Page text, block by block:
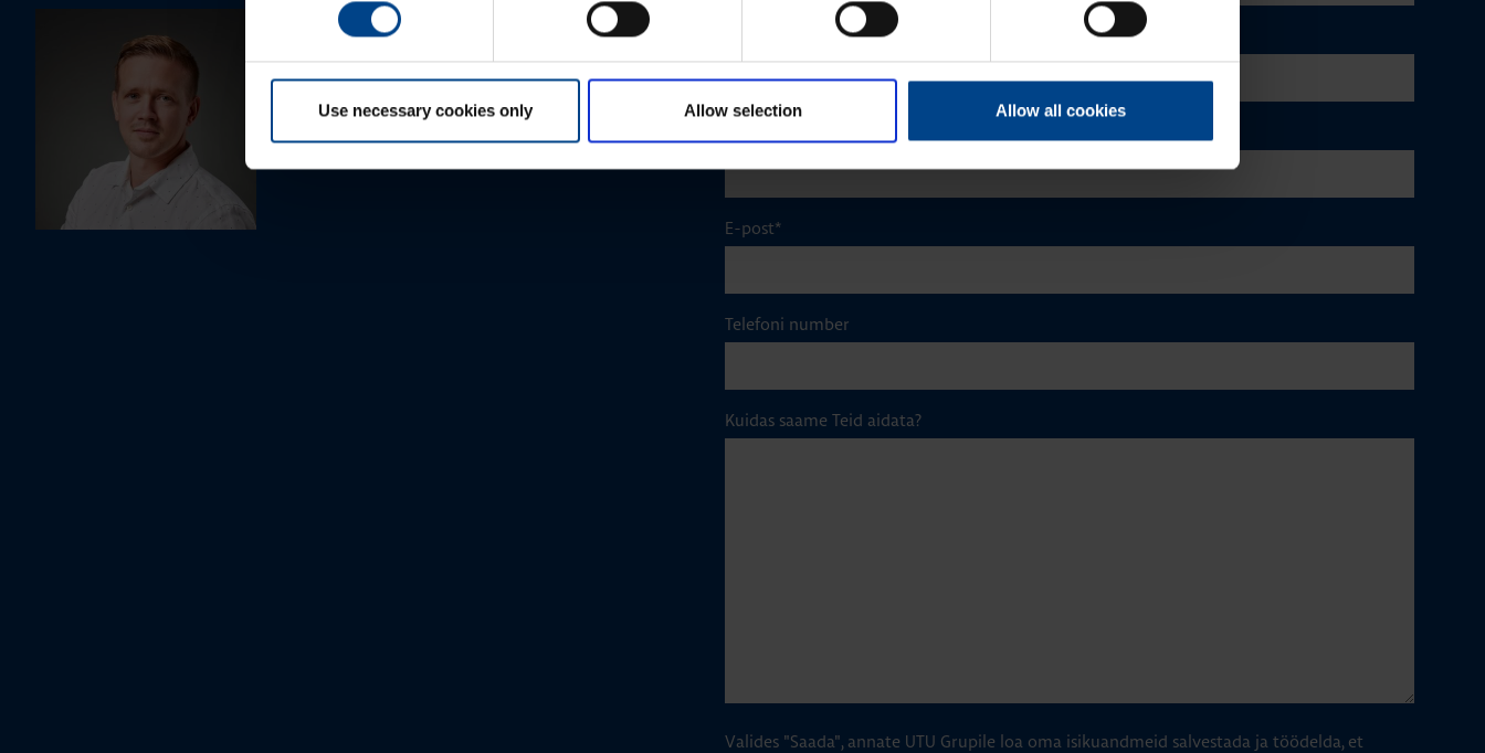
Use necessary cookies only Allow selection Allow all cookies
+372 56560000
mark.milvek@utugroup.com
Perekonnanimi*
E-post*
Telefoni number
Kuidas saame Teid aidata?
Valides "Saada", annate UTU Grupile loa oma isikuandmeid salvestada ja töödelda, et